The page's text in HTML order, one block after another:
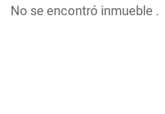
No se encontró inmueble .